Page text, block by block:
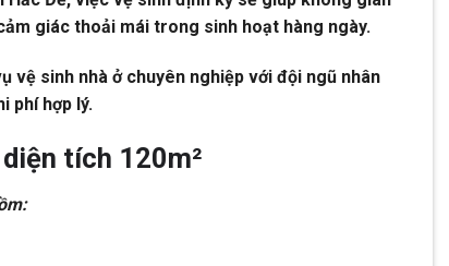
giác thoải mái trong sinh hoạt hàng ngày.
vệ sinh nhà ở chuyên nghiệp với đội ngũ nhân
phí hợp lý.
tích 120m²